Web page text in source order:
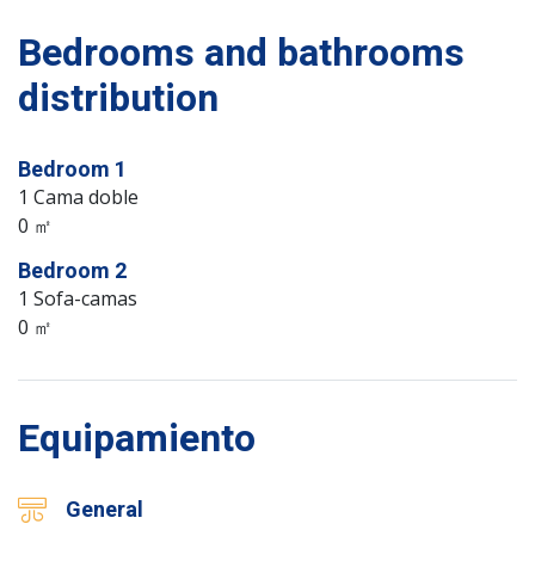
Bedrooms and bathrooms
distribution
Bedroom 1
1 Cama doble
0 ㎡
Bedroom 2
1 Sofa-camas
0 ㎡
Equipamiento
General